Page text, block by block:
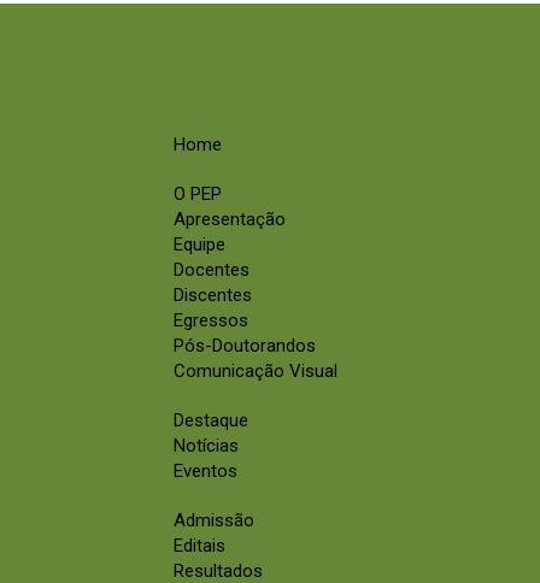
Home
O PEP
Apresentação
Equipe
Docentes
Discentes
Egressos
Pós-Doutorandos
Comunicação Visual
Destaque
Notícias
Eventos
Admissão
Editais
Resultados